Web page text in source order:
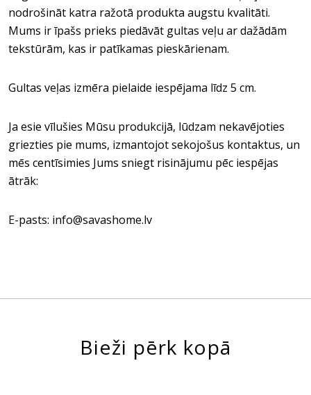
nodrošināt katra ražotā produkta augstu kvalitāti.
Mums ir īpašs prieks piedāvāt gultas veļu ar dažādām
tekstūrām, kas ir patīkamas pieskārienam.
Gultas veļas izmēra pielaide iespējama līdz 5 cm.
Ja esie vīlušies Mūsu produkcijā, lūdzam nekavējoties
griezties pie mums, izmantojot sekojošus kontaktus, un
mēs centīsimies Jums sniegt risinājumu pēc iespējas
ātrāk:
E-pasts: info@savashome.lv
Bieži pērk kopā